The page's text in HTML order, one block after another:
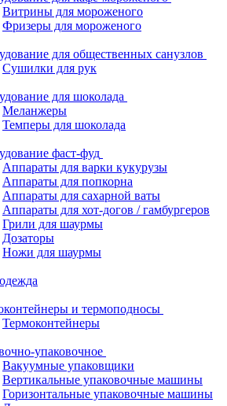
Витрины для мороженого
Фризеры для мороженого
для общественных санузлов
Сушилки для рук
для шоколада
Меланжеры
Темперы для шоколада
фаст-фуд
Аппараты для варки кукурузы
Аппараты для попкорна
Аппараты для сахарной ваты
Аппараты для хот-догов / гамбургеров
Грили для шаурмы
Дозаторы
Ножи для шаурмы
и термоподносы
Термоконтейнеры
упаковочное
Вакуумные упаковщики
Вертикальные упаковочные машины
Горизонтальные упаковочные машины